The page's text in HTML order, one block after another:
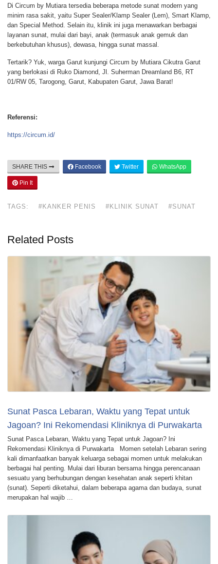
Di Circum by Mutiara tersedia beberapa metode sunat modern yang
minim rasa sakit, yaitu Super Sealer/Klamp Sealer (Lem), Smart Klamp,
dan Special Method. Selain itu, klinik ini juga menawarkan berbagai
layanan sunat, mulai dari bayi, anak (termasuk anak gemuk dan
berkebutuhan khusus), dewasa, hingga sunat massal.
Tertarik? Yuk, warga Garut kunjungi Circum by Mutiara Cikutra Garut
yang berlokasi di Ruko Diamond, Jl. Suherman Dreamland B6, RT
01/RW 05, Tarogong, Garut, Kabupaten Garut, Jawa Barat!
Referensi:
https://circum.id/
SHARE THIS Facebook Twitter WhatsApp
Pin It
TAGS: #KANKER PENIS #KLINIK SUNAT #SUNAT
Related Posts
Sunat Pasca Lebaran, Waktu yang Tepat untuk
Jagoan? Ini Rekomendasi Kliniknya di Purwakarta
Sunat Pasca Lebaran, Waktu yang Tepat untuk Jagoan? Ini
Rekomendasi Kliniknya di Purwakarta Momen setelah Lebaran sering
kali dimanfaatkan banyak keluarga sebagai momen untuk melakukan
berbagai hal penting. Mulai dari liburan bersama hingga perencanaan
sesuatu yang berhubungan dengan kesehatan anak seperti khitan
(sunat). Seperti diketahui, dalam beberapa agama dan budaya, sunat
merupakan hal wajib …